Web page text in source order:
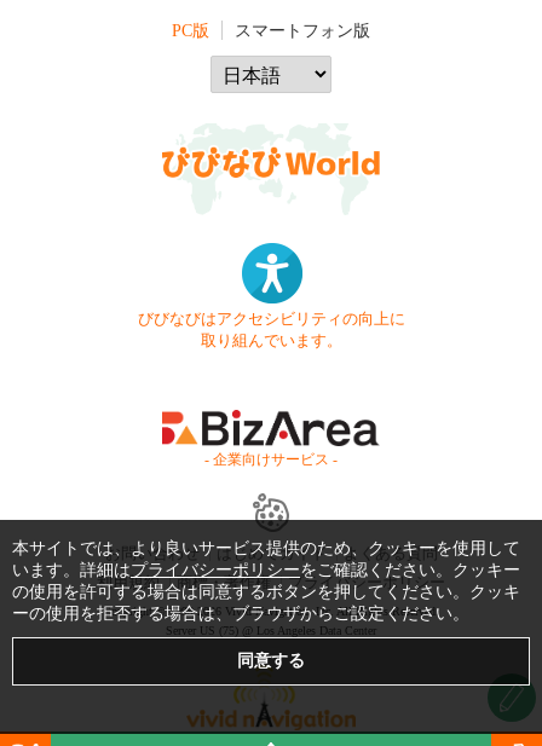
PC版 スマートフォン版
びびなびはアクセシビリティの向上に
取り組んでいます。
- 企業向けサービス -
お問い合わせ はじめてガイド
よくある質問
利用規約
商標・著作権 プライバシーポリシー
Copyright © 1999-2026 Vivid Navigation, Inc. All Rights Reserved.
Server US (75) @ Los Angeles Data Center
本サイトでは、より良いサービス提供のため、クッキーを使用して
います。詳細はプライバシーポリシーをご確認ください。クッキー
の使用を許可する場合は同意するボタンを押してください。クッキ
ーの使用を拒否する場合は、ブラウザからご設定ください。